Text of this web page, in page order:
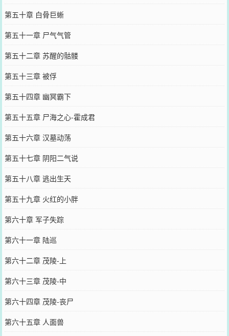
第五十章 白骨巨蜥
第五十一章 尸气气管
第五十二章 苏醒的骷髅
第五十三章 被俘
第五十四章 幽冥霸下
第五十五章 尸海之心-霍成君
第五十六章 汉墓动荡
第五十七章 阴阳二气说
第五十八章 逃出生天
第五十九章 火红的小胖
第六十章 军子失踪
第六十一章 陆巡
第六十二章 茂陵-上
第六十三章 茂陵-中
第六十四章 茂陵-丧尸
第六十五章 人面兽